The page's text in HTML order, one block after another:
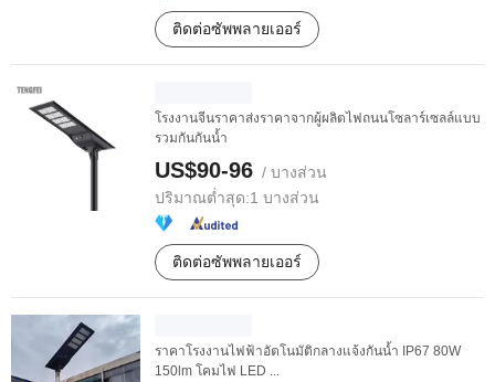
ติดต่อซัพพลายเออร์
โรงงานจีนราคาส่งราคาจากผู้ผลิตไฟถนนโซลาร์เซลล์แบบ
รวมกันกันน้ำ
US$90-96 / บางส่วน
ปริมาณต่ำสุด:1 บางส่วน
ติดต่อซัพพลายเออร์
ราคาโรงงานไฟฟ้าอัตโนมัติกลางแจ้งกันน้ำ IP67 80W
150lm โคมไฟ LED ...